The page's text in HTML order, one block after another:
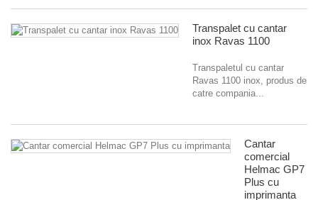
Transpalet cu cantar
inox Ravas 1100
Transpaletul cu cantar
Ravas 1100 inox, produs de
catre compania...
Cantar
comercial
Helmac GP7
Plus cu
imprimanta